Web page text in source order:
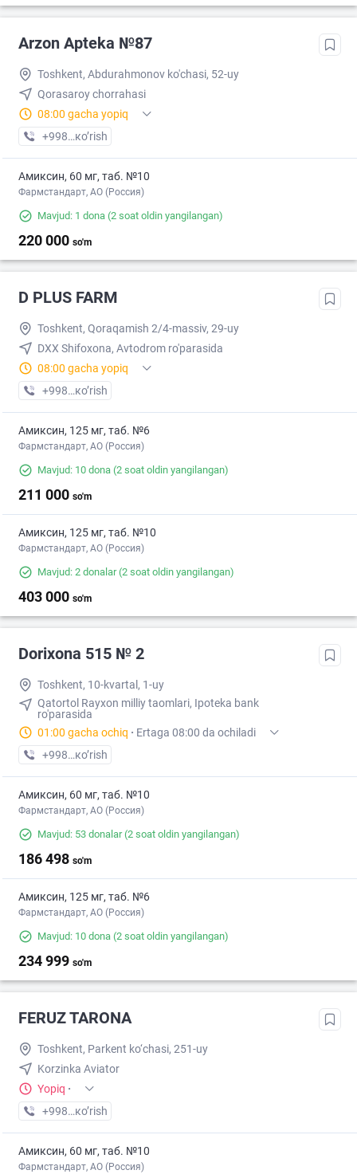
Arzon Apteka №87
Toshkent, Abdurahmonov ko'chasi, 52-uy
Qorasaroy chorrahasi
08:00 gacha yopiq
+998 (99) XXX-XX-XX
кo’rish
Амиксин, 60 мг, таб. №10
Фармстандарт, АО (Россия)
Mavjud: 1 dona (2 soat oldin yangilangan)
220 000 so'm
D PLUS FARM
Toshkent, Qoraqamish 2/4-massiv, 29-uy
DXX Shifoxona, Avtodrom ro'parasida
08:00 gacha yopiq
+998 (97) XXX-XX-XX
кo’rish
Амиксин, 125 мг, таб. №6
Фармстандарт, АО (Россия)
Mavjud: 10 dona (2 soat oldin yangilangan)
211 000 so'm
Амиксин, 125 мг, таб. №10
Фармстандарт, АО (Россия)
Mavjud: 2 donalar(2 soat oldin yangilangan)
403 000 so'm
Dorixona 515 № 2
Toshkent, 10-kvartal, 1-uy
Qatortol Rayxon milliy taomlari, Ipoteka bank
ro'parasida
01:00 gacha ochiq · Ertaga 08:00 da ochiladi
+998 (90) XXX-XX-XX
кo’rish
Амиксин, 60 мг, таб. №10
Фармстандарт, АО (Россия)
Mavjud: 53 donalar(2 soat oldin yangilangan)
186 498 so'm
Амиксин, 125 мг, таб. №6
Фармстандарт, АО (Россия)
Mavjud: 10 dona (2 soat oldin yangilangan)
234 999 so'm
FERUZ TARONA
Toshkent, Parkent ko‘chasi, 251-uy
Korzinka Aviator
Yopiq ·
+998 (97) XXX-XX-XX
кo’rish
Амиксин, 60 мг, таб. №10
Фармстандарт, АО (Россия)